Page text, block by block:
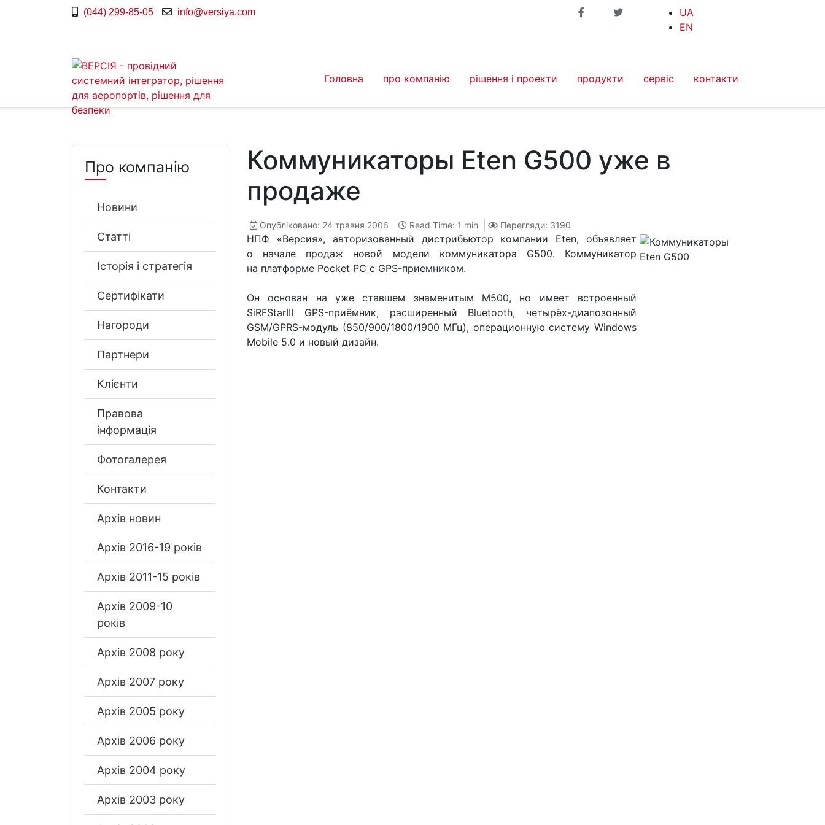
(044) 299-85-05 info@versiya.com
UA
EN
Головна про компанію рішення і проекти продукти сервіс контакти
Про компанію
Новини
Статті
Історія і стратегія
Сертифікати
Нагороди
Партнери
Клієнти
Правова
інформація
Фотогалерея
Контакти
Архів новин
Архів 2016-19 років
Архів 2011-15 років
Архів 2009-10
років
Архів 2008 року
Архів 2007 року
Архів 2005 року
Архів 2006 року
Архів 2004 року
Архів 2003 року
Коммуникаторы Eten G500 уже в
продаже
Опубліковано: 24 травня 2006 Read Time: 1 min Перегляди: 3190
НПФ «Версия», авторизованный дистрибьютор компании Eten, объявляет
о начале продаж новой модели коммуникатора G500. Коммуникатор
на платформе Pocket PC с GPS-приемником.
Он основан на уже ставшем знаменитым M500, но имеет встроенный
SiRFStarIII GPS-приёмник, расширенный Bluetooth, четырёх-диапозонный
GSM/GPRS-модуль (850/900/1800/1900 МГц), операционную систему Windows
Mobile 5.0 и новый дизайн.